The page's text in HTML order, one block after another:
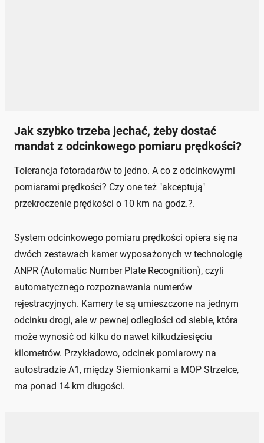
Jak szybko trzeba jechać, żeby dostać
mandat z odcinkowego pomiaru prędkości?
Tolerancja fotoradarów to jedno. A co z odcinkowymi
pomiarami prędkości? Czy one też "akceptują"
przekroczenie prędkości o 10 km na godz.?.
System odcinkowego pomiaru prędkości opiera się na
dwóch zestawach kamer wyposażonych w technologię
ANPR (Automatic Number Plate Recognition), czyli
automatycznego rozpoznawania numerów
rejestracyjnych. Kamery te są umieszczone na jednym
odcinku drogi, ale w pewnej odległości od siebie, która
może wynosić od kilku do nawet kilkudziesięciu
kilometrów. Przykładowo, odcinek pomiarowy na
autostradzie A1, między Siemionkami a MOP Strzelce,
ma ponad 14 km długości.